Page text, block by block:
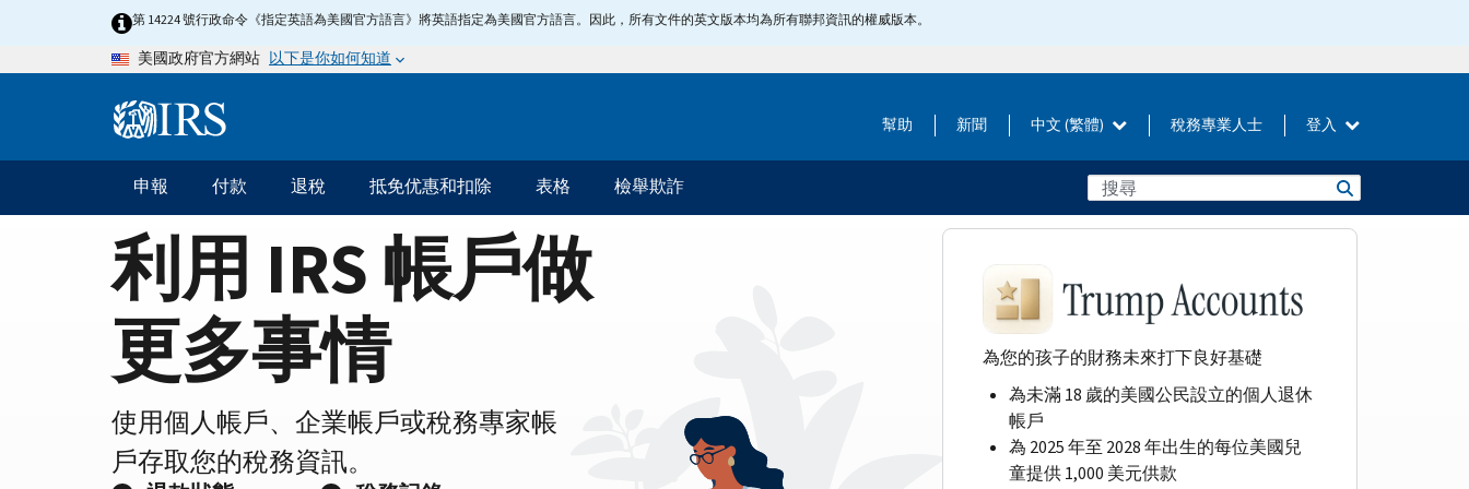
Page
第 14224 號行政命令《指定英語為美國官方語言》將英語指定為美國官方語言。因此，所有文件的英文版本均為所有聯邦資訊的權威版本。
美國政府官方網站 以下是你如何知道
Information 幫助 新聞 中文 (繁體) 稅務專業人士 登入
主
要
導
航
申報 付款 退稅 抵免优惠和扣除 表格 檢舉欺詐
利用 IRS 帳戶做
更多事情
使用個人帳戶、企業帳戶或稅務專家帳
戶存取您的稅務資訊。
為您的孩子的財務未來打下良好基礎
為未滿 18 歲的美國公民設立的個人退休
帳戶
為 2025 年至 2028 年出生的每位美國兒
童提供 1,000 美元供款